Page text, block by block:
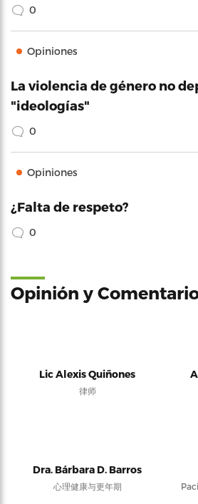
0
Opiniones
La violencia de género no
"ideologías"
0
Opiniones
¿Falta de respeto?
0
Opinión y
Lic Alexis Quiñones
律师
Dra. Bárbara D. Barros
心理健康与更年期